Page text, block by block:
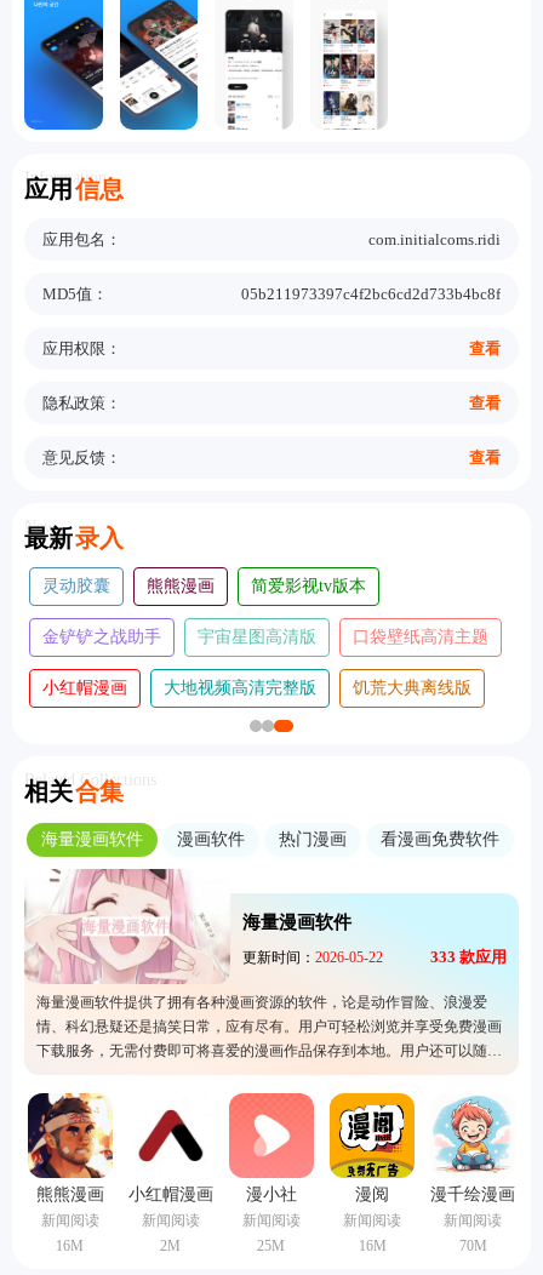
应用 信息
Information
应用包名： com.initialcoms.ridi
MD5值： 05b211973397c4f2bc6cd2d733b4bc8f
应用权限： 查看
隐私政策： 查看
意见反馈： 查看
最新录入
New
灵动胶囊 熊熊漫画 简爱影视tv版本
金铲铲之战助手 宇宙星图高清版 口袋壁纸高清主题
小红帽漫画 大地视频高清完整版 饥荒大典离线版
相关合集
Related Collections
海量漫画软件 漫画软件 热门漫画 看漫画免费软件
海量漫画软件
更新时间： 2026-05-22 333 款应用
海量漫画软件提供了拥有各种漫画资源的软件，论是动作冒险、浪漫爱
情、科幻悬疑还是搞笑日常，应有尽有。用户可轻松浏览并享受免费漫画
下载服务，无需付费即可将喜爱的漫画作品保存到本地。用户还可以随时
随地离线阅读。界面简洁友好，搜索功能强大，帮助用户快速找到心仪的
漫画内容。
熊熊漫画
新闻阅读
16M
小红帽漫画
新闻阅读
2M
漫小社
新闻阅读
25M
漫阅
新闻阅读
16M
漫千绘漫画
新闻阅读
70M